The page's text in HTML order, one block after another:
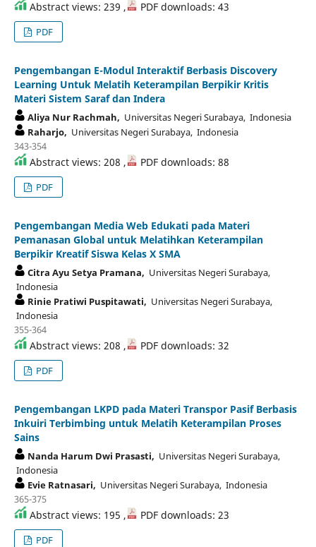
Abstract views: 239 , PDF downloads: 43
PDF
Pengembangan E-Modul Interaktif Berbasis Discovery
Learning Untuk Melatih Keterampilan Berpikir Kritis
Materi Sistem Saraf dan Indera
Aliya Nur Rachmah, Universitas Negeri Surabaya, Indonesia
Raharjo, Universitas Negeri Surabaya, Indonesia
343-354
Abstract views: 208 , PDF downloads: 88
PDF
Pengembangan Media Web Edukati pada Materi
Pemanasan Global untuk Melatihkan Keterampilan
Berpikir Kreatif Siswa Kelas X SMA
Citra Ayu Setya Pramana, Universitas Negeri Surabaya,
Indonesia
Rinie Pratiwi Puspitawati, Universitas Negeri Surabaya,
Indonesia
355-364
Abstract views: 208 , PDF downloads: 32
PDF
Pengembangan LKPD pada Materi Transpor Pasif Berbasis
Inkuiri Terbimbing untuk Melatih Keterampilan Proses
Sains
Nanda Harum Dwi Prasasti, Universitas Negeri Surabaya,
Indonesia
Evie Ratnasari, Universitas Negeri Surabaya, Indonesia
365-375
Abstract views: 195 , PDF downloads: 23
PDF